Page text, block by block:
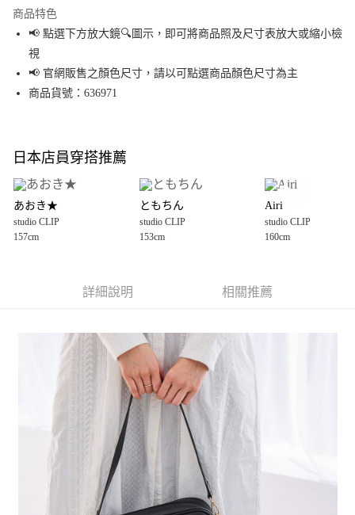
Apple Pay
街口支付
悠遊付
全盈+PAY
大哥付你分期
【大哥付你分期使用說明】
1.本服務由台灣大哥大提供，台灣大哥大用戶可立即使用無須另外申請。
2.付款方式選擇「大哥付你分期」，訂單成立後會自動跳轉到大哥付的交易
3.實際核准額度、可分期數及費用金額請依後續交易確認頁面所載為準。
4.訂單成立30分鐘內，如未前往確認交易或遇審核未通過，訂單將自動取
【繳款方式說明】
1.分期款項不併入電信帳單，「大哥付你分期」於每月結算日後寄送繳費提
2.透過簡訊連結打開帳單後，可選擇「超商條碼／台灣大直營門市／銀行轉
帳／街口支付／iPASS MONEY」等通路繳費。
【注意事項】
1.本服務係由「台灣大哥大股份有限公司」（以下簡稱本公司）所提供，讓
用戶於交易時，得透過本服務購買商品或服務，並由商店將買賣／分期付款
買賣價金債權讓與本公司後，依約使用本公司帳單繳交帳款。
2.基於同意付款使用「大哥付你分期」之契約關係目的，商店將以您的個人
資料（包含姓名、電話或地址）提供予台灣大哥大進項蒐集、處理及利用，
由本公司與您本人進行分期帳單所需資料之確認、核對及更正。
AFTEE先享後付
３．安心：先確認商品／服務後，再付款。
【「AFTEE先享後付」結帳流程】
１．於結帳方式選擇「AFTEE先享後付」後，將跳轉至「AFTEE先享後付」
結帳頁面，進行簡訊認證並確認金額後，即可完成結帳。
２．訂單成立數日內，您將收到繳費通知簡訊。
３．收到繳費通知簡訊後14天內，點擊此簡訊中的連結，可透過四大超商／
ATM／網路銀行／等多元方式進行付款，方視為交易完成。
※ 請注意：結帳手續完成當下不需立刻繳費，但若您需要取消訂單，請聯絡
購買商品的店家。未經商家同意取消之訂單仍視為有效，需透過AFTEE先享
後付繳納相關費用。
※ 交易是否成功請以「AFTEE先享後付 」之結帳頁面顯示為準，若有關於
是否繳費成功／繳費後需取消欲退款等相關疑問，請聯繫「AFTEE先享後付
每筆NT$80，滿NT$888(含以上)免運費
付款後 全家取貨
每筆NT$80，滿NT$888(含以上)免運費
每筆NT$80，滿NT$1,500(含以上)免運費
付款後 7-11取貨
每筆NT$80，滿NT$1,500(含以上)免運費
商品特色
📢 點選下方放大鏡🔍圖示，即可將商品照及尺寸表放大或縮小檢
視
📢 官網販售之顏色尺寸，請以可點選商品顏色尺寸為主
商品貨號：636971
日本店員穿搭推薦
あおき★
studio CLIP
157cm
ともちん
studio CLIP
153cm
Airi
studio CLIP
160cm
詳細說明 相關推薦